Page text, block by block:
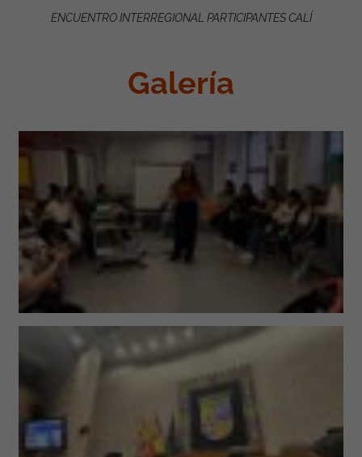
ENCUENTRO INTERREGIONAL PARTICIPANTES CALÍ
Galería